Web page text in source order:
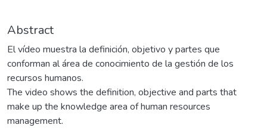
Abstract
El vídeo muestra la definición, objetivo y partes que
conforman al área de conocimiento de la gestión de los
recursos humanos.
The video shows the definition, objective and parts that
make up the knowledge area of human resources
management.